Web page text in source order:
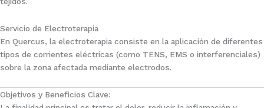
Servicio de Electroterapia
En Quercus, la electroterapia consiste en la aplicación de diferentes
tipos de corrientes eléctricas (como TENS, EMS o interferenciales)
sobre la zona afectada mediante electrodos.
Objetivos y Beneficios Clave: